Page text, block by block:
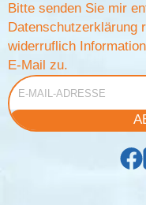
Bitte senden Sie mir
Datenschutzerklärung
widerruflich
E-Mail zu.
E-Mail-Adresse